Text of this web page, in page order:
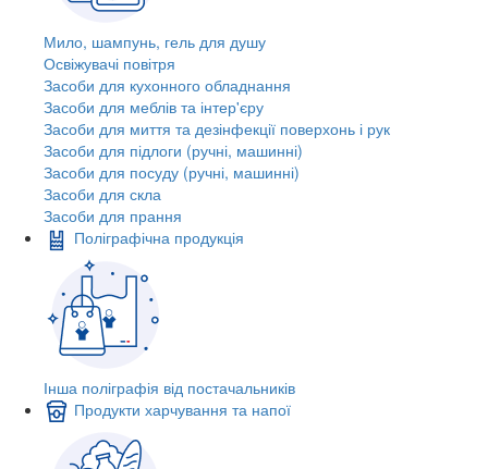
Мило, шампунь, гель для душу
Освіжувачі повітря
Засоби для кухонного обладнання
Засоби для меблів та інтер'єру
Засоби для миття та дезінфекції поверхонь і рук
Засоби для підлоги (ручні, машинні)
Засоби для посуду (ручні, машинні)
Засоби для скла
Засоби для прання
Поліграфічна продукція
Інша поліграфія від постачальників
Продукти харчування та напої